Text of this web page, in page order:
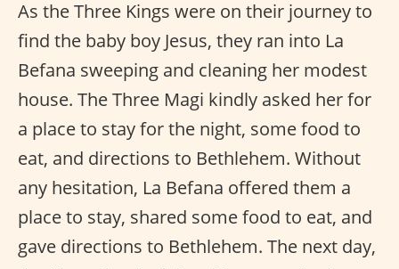
As the Three Kings were on their journey to
find the baby boy Jesus, they ran into La
Befana sweeping and cleaning her modest
house. The Three Magi kindly asked her for
a place to stay for the night, some food to
eat, and directions to Bethlehem. Without
any hesitation, La Befana offered them a
place to stay, shared some food to eat, and
gave directions to Bethlehem. The next day,